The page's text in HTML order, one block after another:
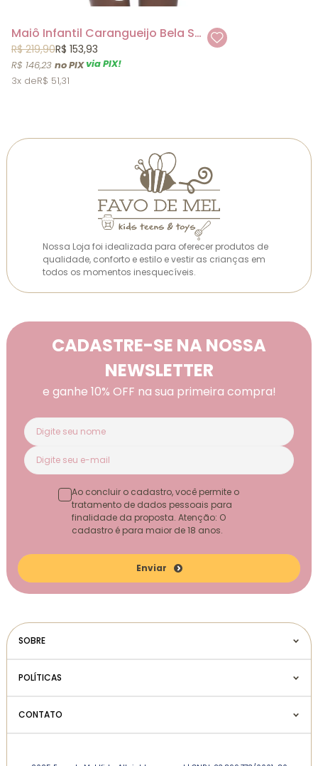
Maiô Infantil Carangueijo Bela Siri Kids
R$ 146,23 via PIX!
R$ 219,90R$ 153,93
3x R$ 51,31
Nossa Loja foi idealizada para oferecer produtos de
qualidade, conforto e estilo e vestir as crianças em
todos os momentos inesquecíveis.
CADASTRE-SE NA NOSSA
NEWSLETTER
e ganhe 10% OFF na sua primeira compra!
Enviar
Ao concluir o cadastro, você permite o
tratamento de dados pessoais para
finalidade da proposta. Atenção: O
cadastro é para maior de 18 anos.
SOBRE
POLÍTICAS
CONTATO